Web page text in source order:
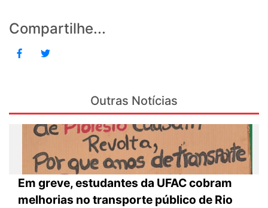
Compartilhe...
Outras Notícias
Em greve, estudantes da UFAC cobram
melhorias no transporte público de Rio